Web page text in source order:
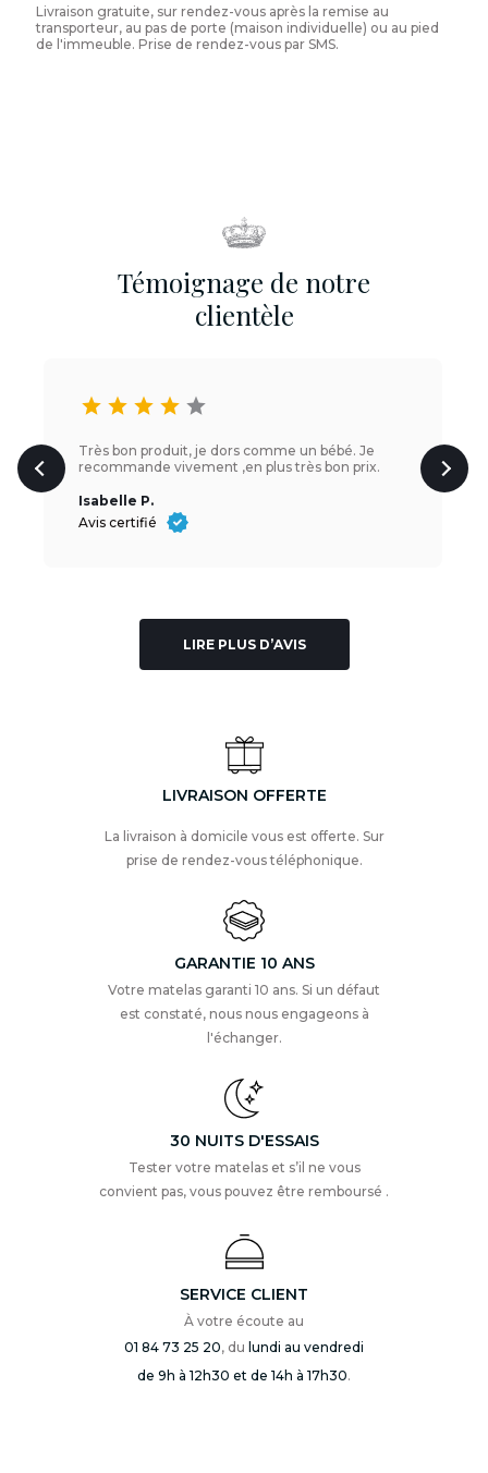
Livraison gratuite, sur rendez-vous après la remise au
transporteur, au pas de porte (maison individuelle) ou au pied
de l'immeuble. Prise de rendez-vous par SMS.
Témoignage de notre
clientèle
star star star star star
Très bon produit, je dors comme un bébé. Je
recommande vivement ,en plus très bon prix.
Isabelle P.
Avis certifié
LIRE PLUS D’AVIS
LIVRAISON OFFERTE
La livraison à domicile vous est offerte. Sur
prise de rendez-vous téléphonique.
GARANTIE 10 ANS
Votre matelas garanti 10 ans. Si un défaut
est constaté, nous nous engageons à
l'échanger.
30 NUITS D'ESSAIS
Tester votre matelas et s’il ne vous
convient pas, vous pouvez être remboursé .
SERVICE CLIENT
À votre écoute au
01 84 73 25 20, du lundi au vendredi
de 9h à 12h30 et de 14h à 17h30.